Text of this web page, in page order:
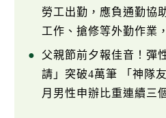
勞工出勤，應負通勤協
工作、搶修等外勤作業
父親節前夕報佳音！彈
請」突破4萬筆 「神隊
月男性申辦比重連續三